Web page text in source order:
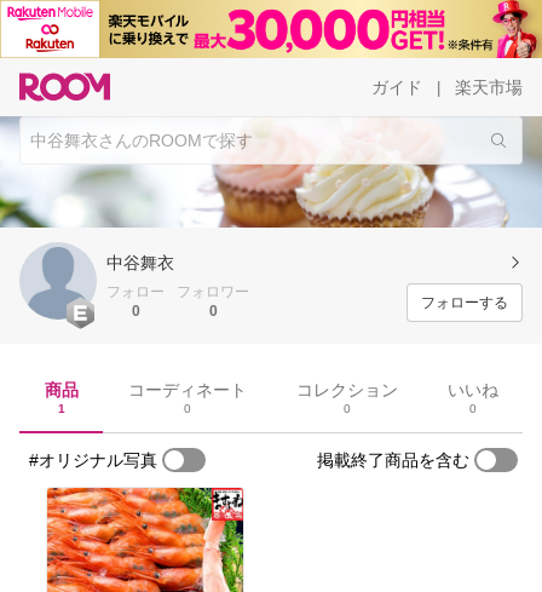
ガイド 楽天市場
中谷舞衣
フォロー
0
フォロワー
0
フォローする
商品
1
コーディネート
0
コレクション
0
いいね
0
#オリジナル写真 掲載終了商品を含む